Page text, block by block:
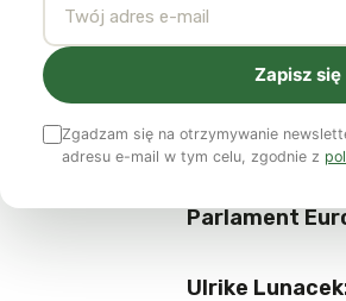
dalszym
europosłanka
Zielony
stanowi
Parlament
Ulrike
Zapisz się
Zgadzam się na otrzymywanie
adresu e-mail w tym celu, zgodnie z